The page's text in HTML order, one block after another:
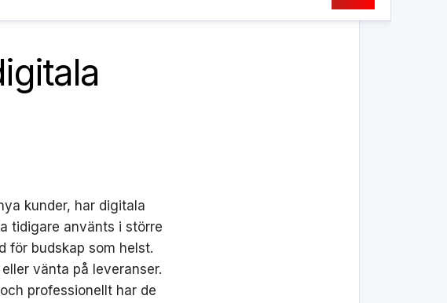
kunder, har digitala
tidigare använts i större
för budskap som helst.
vänta på leveranser.
professionellt har de